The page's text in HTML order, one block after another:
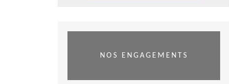
NOS ENGAGEMENTS